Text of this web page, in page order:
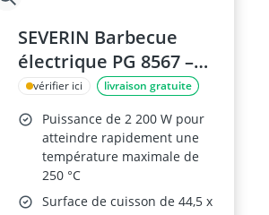
SEVERIN Barbecue
électrique PG 8567 –
2200 W, barbecue de
table, grille en fonte
d'aluminium, pare-
vent amovible, bac à
eau, intérieur et
extérieur, noir
vérifier ici livraison gratuite
Puissance de 2 200 W pour
atteindre rapidement une
température maximale de
250 °C
Surface de cuisson de 44,5 x